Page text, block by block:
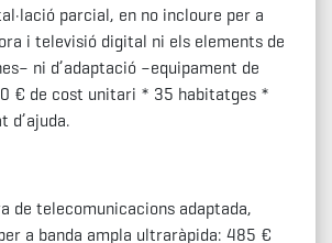
parcial, en no incloure per a
i televisió digital ni els elements de
ni d’adaptació –equipament de
€ de cost unitari * 35 habitatges *
d’ajuda.
de telecomunicacions adaptada,
a banda ampla ultraràpida: 485 €